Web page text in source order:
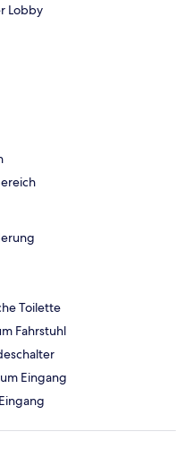
Lobby
Toilette
Fahrstuhl
Eingang